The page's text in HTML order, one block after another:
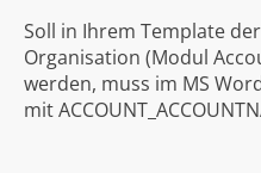
Soll in Ihrem Template
Organisation (Modul
werden, muss im MS
mit